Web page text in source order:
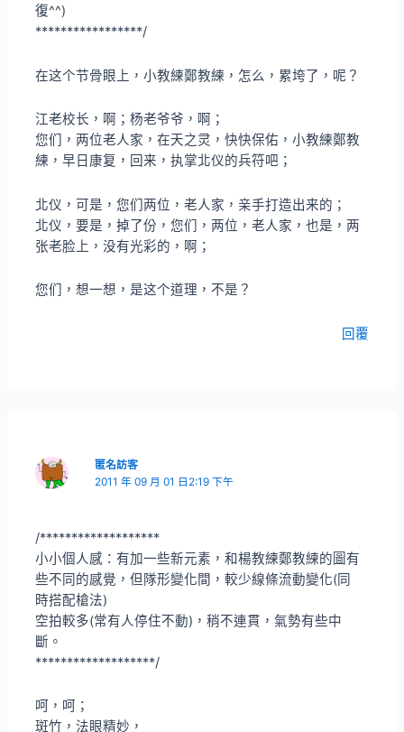
復^^)
*****************/
在这个节骨眼上，小教練鄭教練，怎么，累垮了，呢？
江老校长，啊；杨老爷爷，啊；
您们，两位老人家，在天之灵，快快保佑，小教練鄭教
練，早日康复，回来，执掌北仪的兵符吧；
北仪，可是，您们两位，老人家，亲手打造出来的；
北仪，要是，掉了份，您们，两位，老人家，也是，两
张老脸上，没有光彩的，啊；
您们，想一想，是这个道理，不是？
回覆
匿名訪客
2011 年 09 月 01 日2:19 下午
/*******************
小小個人感：有加一些新元素，和楊教練鄭教練的圖有
些不同的感覺，但隊形變化間，較少線條流動變化(同
時搭配槍法)
空拍較多(常有人停住不動)，稍不連貫，氣勢有些中
斷。
*******************/
呵，呵；
斑竹，法眼精妙，